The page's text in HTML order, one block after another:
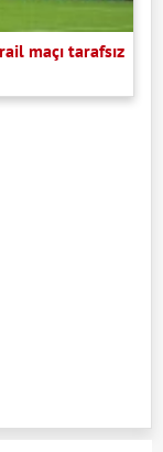
maçı tarafsız